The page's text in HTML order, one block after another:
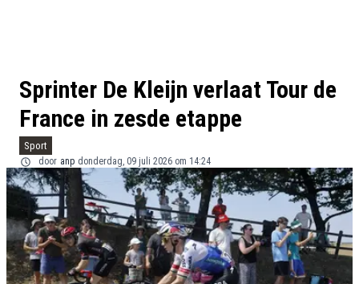
Sprinter De Kleijn verlaat Tour de
France in zesde etappe
Sport
door anp donderdag, 09 juli 2026 om 14:24